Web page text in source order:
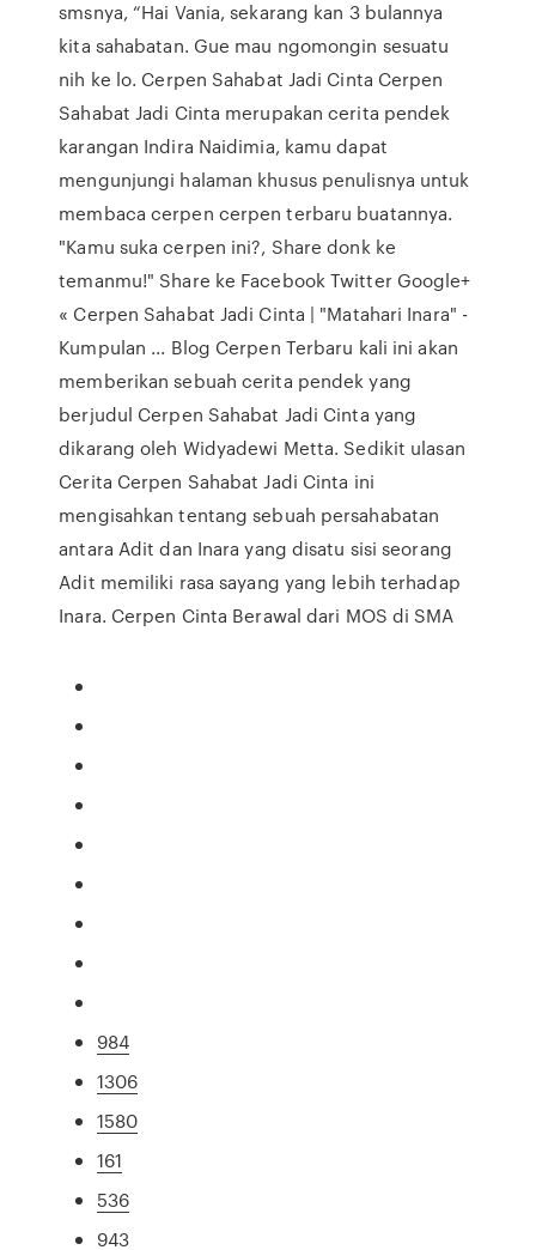
smsnya, “Hai Vania, sekarang kan 3 bulannya
kita sahabatan. Gue mau ngomongin sesuatu
nih ke lo. Cerpen Sahabat Jadi Cinta Cerpen
Sahabat Jadi Cinta merupakan cerita pendek
karangan Indira Naidimia, kamu dapat
mengunjungi halaman khusus penulisnya untuk
membaca cerpen cerpen terbaru buatannya.
"Kamu suka cerpen ini?, Share donk ke
temanmu!" Share ke Facebook Twitter Google+
« Cerpen Sahabat Jadi Cinta | "Matahari Inara" -
Kumpulan ... Blog Cerpen Terbaru kali ini akan
memberikan sebuah cerita pendek yang
berjudul Cerpen Sahabat Jadi Cinta yang
dikarang oleh Widyadewi Metta. Sedikit ulasan
Cerita Cerpen Sahabat Jadi Cinta ini
mengisahkan tentang sebuah persahabatan
antara Adit dan Inara yang disatu sisi seorang
Adit memiliki rasa sayang yang lebih terhadap
Inara. Cerpen Cinta Berawal dari MOS di SMA
984
1306
1580
161
536
943